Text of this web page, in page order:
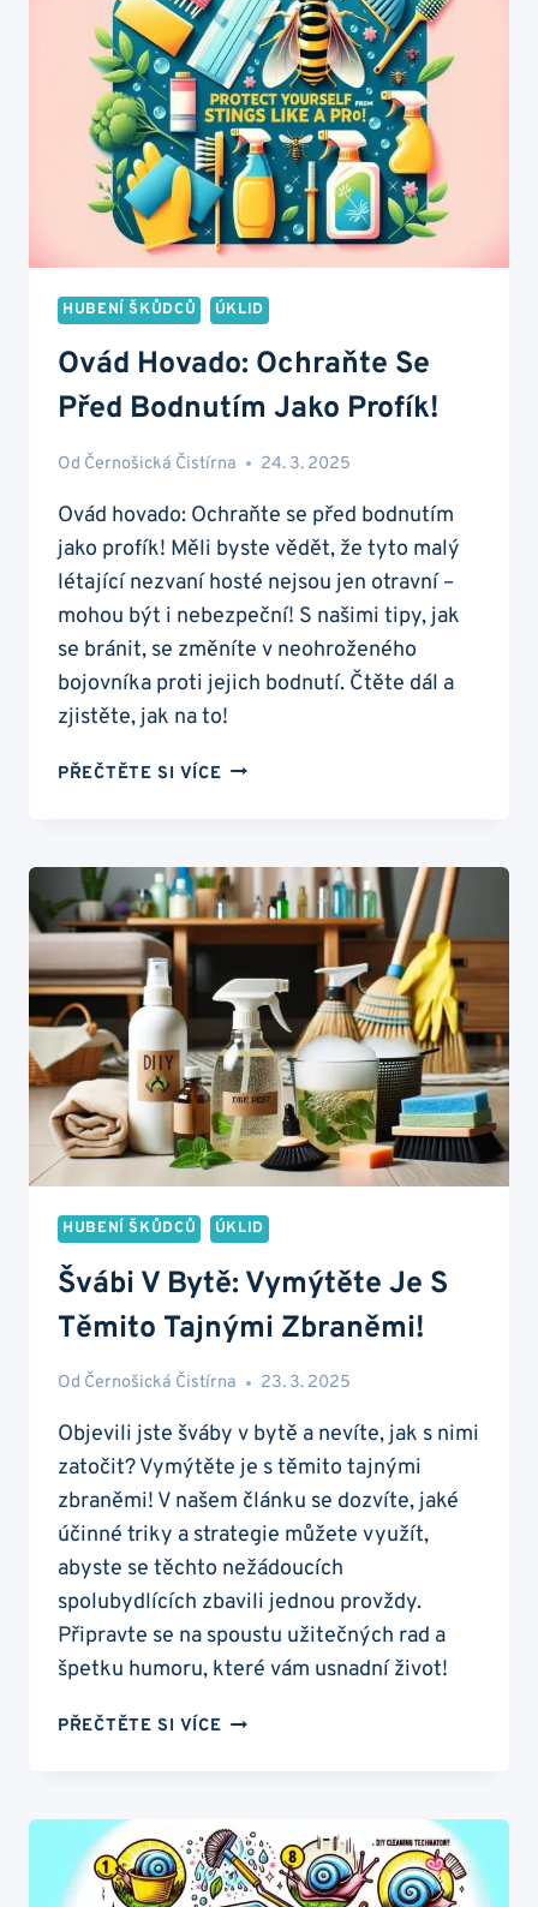
NEBEZPEČNÝMI
ŠKŮDCI
HUBENÍ ŠKŮDCŮ ÚKLID
Ovád Hovado: Ochraňte Se
Před Bodnutím Jako Profík!
Od Černošická Čistírna 24. 3. 2025
Ovád hovado: Ochraňte se před bodnutím
jako profík! Měli byste vědět, že tyto malý
létající nezvaní hosté nejsou jen otravní –
mohou být i nebezpeční! S našimi tipy, jak
se bránit, se změníte v neohroženého
bojovníka proti jejich bodnutí. Čtěte dál a
zjistěte, jak na to!
PŘEČTĚTE SI VÍCE OVÁD
PŘED
BODNUTÍM
HUBENÍ ŠKŮDCŮ ÚKLID
Švábi V Bytě: Vymýtěte Je S
Těmito Tajnými Zbraněmi!
Od Černošická Čistírna 23. 3. 2025
Objevili jste šváby v bytě a nevíte, jak s nimi
zatočit? Vymýtěte je s těmito tajnými
zbraněmi! V našem článku se dozvíte, jaké
účinné triky a strategie můžete využít,
abyste se těchto nežádoucích
spolubydlících zbavili jednou provždy.
Připravte se na spoustu užitečných rad a
špetku humoru, které vám usnadní život!
PŘEČTĚTE SI VÍCE ŠVÁBI
JE
S
TĚMITO